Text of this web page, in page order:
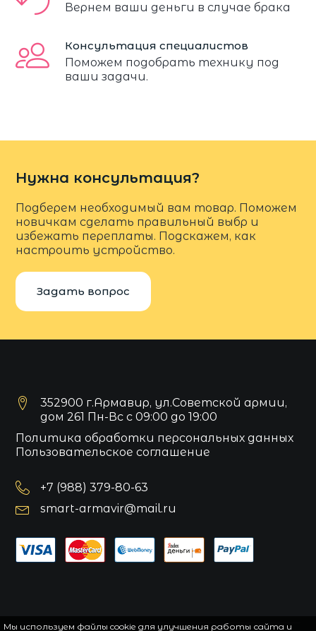
Вернем ваши деньги в случае брака
Консультация специалистов
Поможем подобрать технику под
ваши задачи.
Нужна консультация?
Подберем необходимый вам товар. Поможем
новичкам сделать правильный выбр и
избежать переплаты. Подскажем, как
настроить устройство.
Задать вопрос
352900 г.Армавир, ул.Советской армии,
дом 261 Пн-Вс с 09:00 до 19:00
Политика обработки персональных данных
Пользовательское соглашение
+7 (988) 379-80-63
smart-armavir@mail.ru
Мы используем файлы cookie для улучшения работы сайта и